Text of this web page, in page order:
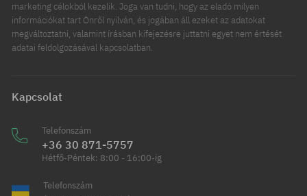
marketing célokból kezelik. Joga van tudni, hogy az eladó milyen
információkat tart Önről nyilván, és jogában áll ezeket az adatokat
megváltoztatni, valamint írásban kifejezésre juttatni egyet nem értését
adatai feldolgozásával kapcsolatban.
Kapcsolat
Telefonszám
+36 30 871-5757
Hétfő-Péntek: 8:00 - 16:00-ig
Telefonszám